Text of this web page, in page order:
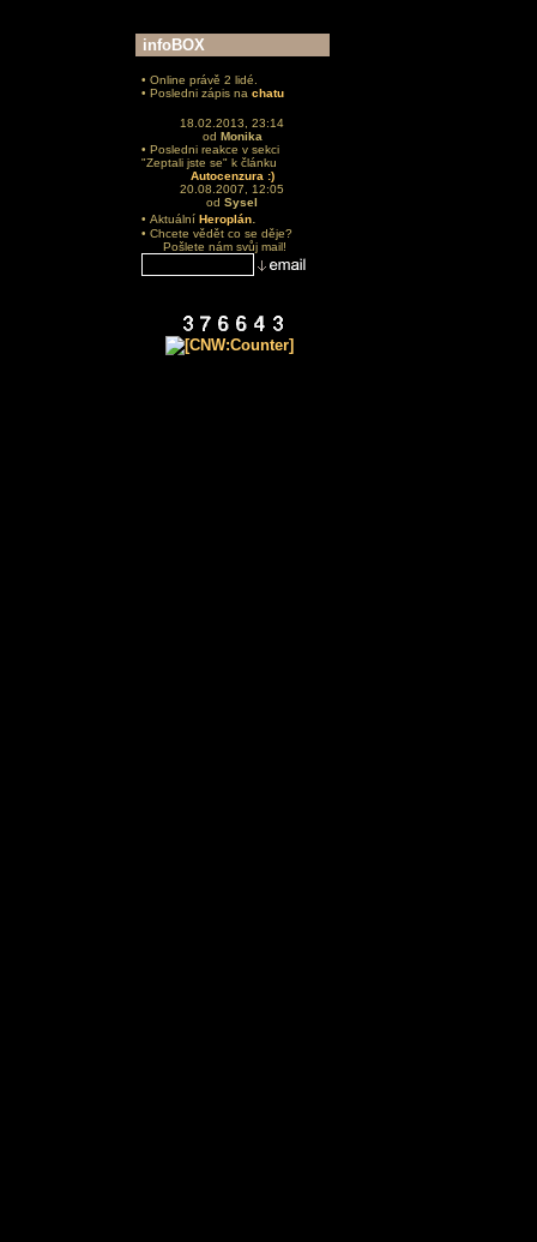
infoBOX
• Online právě 2 lidé.
• Posledni zápis na chatu
18.02.2013, 23:14
od Monika
• Posledni reakce v sekci
"Zeptali jste se" k článku
Autocenzura :)
20.08.2007, 12:05
od Sysel
• Aktuální Heroplán.
• Chcete vědět co se děje?
Pošlete nám svůj mail!